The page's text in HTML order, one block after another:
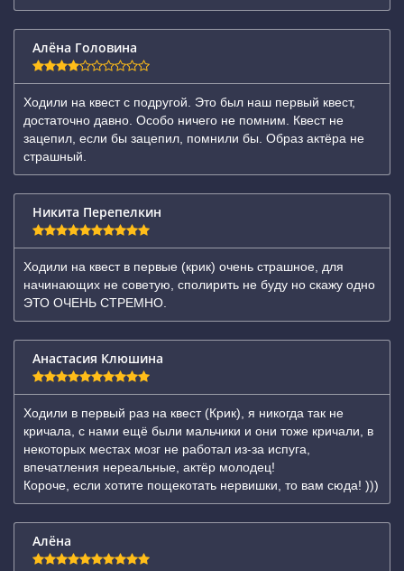
Алёна Головина
Ходили на квест с подругой. Это был наш первый квест,
достаточно давно. Особо ничего не помним. Квест не
зацепил, если бы зацепил, помнили бы. Образ актёра не
страшный.
Никита Перепелкин
Ходили на квест в первые (крик) очень страшное, для
начинающих не советую, сполирить не буду но скажу одно
ЭТО ОЧЕНЬ СТРЕМНО.
Анастасия Клюшина
Ходили в первый раз на квест (Крик), я никогда так не
кричала, с нами ещё были мальчики и они тоже кричали, в
некоторых местах мозг не работал из-за испуга,
впечатления нереальные, актёр молодец!
Короче, если хотите пощекотать нервишки, то вам сюда! )))
Алёна